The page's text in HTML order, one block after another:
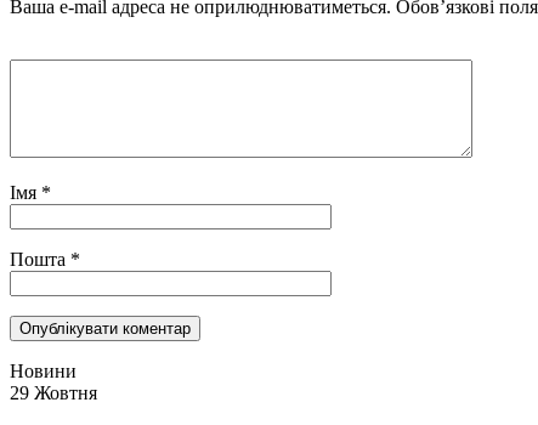
Ваша e-mail адреса не оприлюднюватиметься. Обов’язкові
Імя *
Пошта *
Новини
29 Жовтня